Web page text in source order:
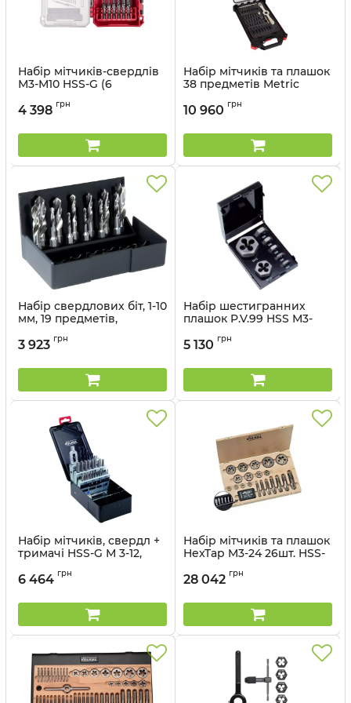
Набір мітчиків-свердлів
М3-М10 HSS-G (6
пластиковий кейс
4 398 грн
Набір мітчиків та плашок
38 предметів Metric
пластиковий кейс
10 960 грн
Набір свердлових біт, 1-10
мм, 19 предметів,
VOLKEL
3 923 грн
Набір шестигранних
плашок P.V.99 HSS М3-
металевий кейс
5 130 грн
Набір мітчиків, свердл +
тримачі HSS-G М 3-12,
Артикул: 49511_vl
6 464 грн
Набір мітчиків та плашок
HexTap M3-24 26шт. HSS-
кейс
28 042 грн